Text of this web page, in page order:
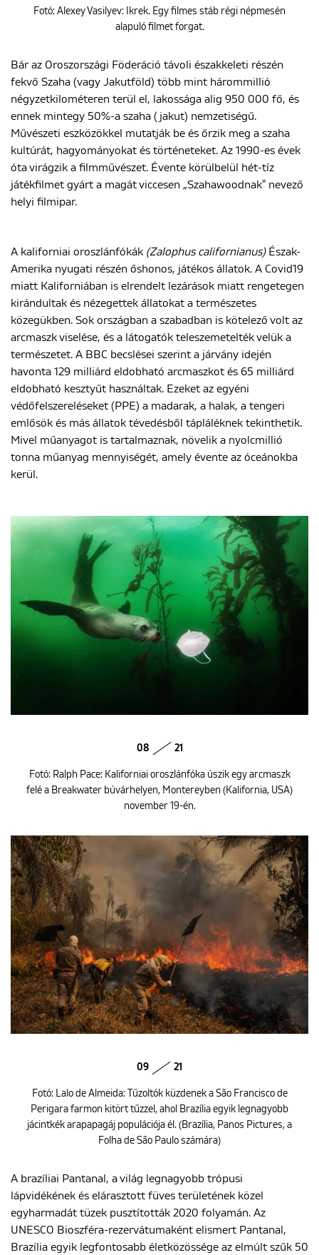
Fotó: Alexey Vasilyev: Ikrek. Egy filmes stáb régi népmesén
alapuló filmet forgat.
Bár az Oroszországi Föderáció távoli északkeleti részén
fekvő Szaha (vagy Jakutföld) több mint hárommillió
négyzetkilométeren terül el, lakossága alig 950 000 fő, és
ennek mintegy 50%-a szaha (jakut) nemzetiségű.
Művészeti eszközökkel mutatják be és őrzik meg a szaha
kultúrát, hagyományokat és történeteket. Az 1990-es évek
óta virágzik a filmművészet. Évente körülbelül hét-tíz
játékfilmet gyárt a magát viccesen „Szahawoodnak" nevező
helyi filmipar.
A kaliforniai oroszlánfókák (Zalophus californianus) Észak-
Amerika nyugati részén őshonos, játékos állatok. A Covid19
miatt Kaliforniában is elrendelt lezárások miatt rengetegen
kirándultak és nézegettek állatokat a természetes
közegükben. Sok országban a szabadban is kötelező volt az
arcmaszk viselése, és a látogatók teleszemetelték velük a
természetet. A BBC becslései szerint a járvány idején
havonta 129 milliárd eldobható arcmaszkot és 65 milliárd
eldobható kesztyűt használtak. Ezeket az egyéni
védőfelszereléseket (PPE) a madarak, a halak, a tengeri
emlősök és más állatok tévedésből tápláléknek tekinthetik.
Mivel műanyagot is tartalmaznak, növelik a nyolcmillió
tonna műanyag mennyiségét, amely évente az óceánokba
kerül.
08 21
Fotó: Ralph Pace: Kaliforniai oroszlánfóka úszik egy arcmaszk
felé a Breakwater búvárhelyen, Montereyben (Kalifornia, USA)
november 19-én.
09 21
Fotó: Lalo de Almeida: Tűzoltók küzdenek a São Francisco de
Perigara farmon kitört tűzzel, ahol Brazília egyik legnagyobb
jácintkék arapapagáj populációja él. (Brazília, Panos Pictures, a
Folha de São Paulo számára)
A brazíliai Pantanal, a világ legnagyobb trópusi
lápvidékének és elárasztott füves területének közel
egyharmadát tüzek pusztították 2020 folyamán. Az
UNESCO Bioszféra-rezervátumaként elismert Pantanal,
Brazília egyik legfontosabb életközössége az elmúlt szűk 50